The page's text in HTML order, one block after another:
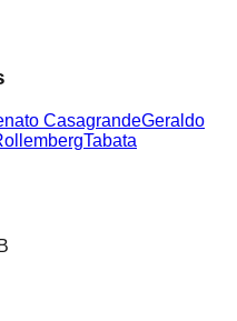
CasagrandeGeraldo
Tabata